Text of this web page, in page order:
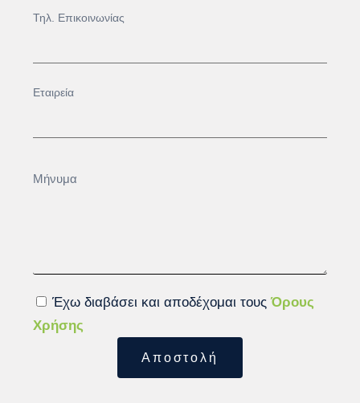
Έχω διαβάσει και αποδέχομαι τουςΌρους
Χρήσης
Αποστολή